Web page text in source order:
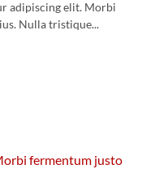
adipiscing elit. Morbi
Nulla tristique...
fermentum justo